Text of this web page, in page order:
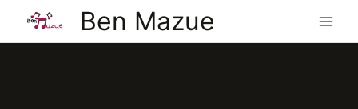
contenu
Ben Mazue